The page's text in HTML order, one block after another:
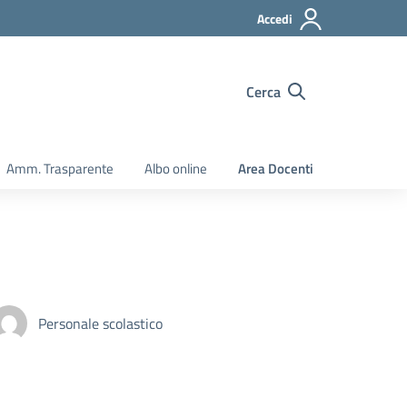
Accedi
Cerca
Amm. Trasparente Albo online Area Docenti
Personale scolastico